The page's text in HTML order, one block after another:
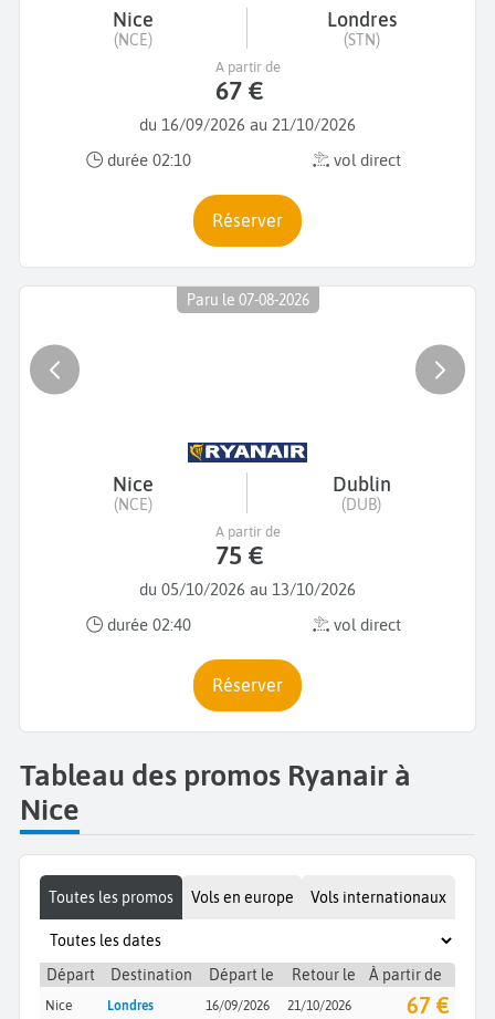
Nice
(NCE)
Londres
(STN)
du 16/09/2026 au 21/10/2026
durée 02:10
vol direct
A partir de
67 €
Réserver
Paru le 07-08-2026
Nice
(NCE)
Dublin
(DUB)
du 05/10/2026 au 13/10/2026
durée 02:40
vol direct
A partir de
75 €
Réserver
Tableau des promos Ryanair à
Nice
Toutes les promos Vols en europe Vols internationaux
Départ Destination Départ le Retour le À partir de
Nice Londres 16/09/2026 21/10/2026 67 €